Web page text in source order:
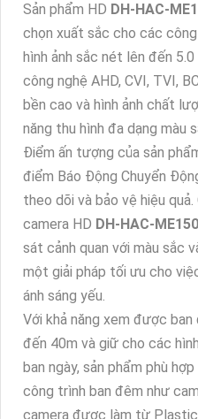
Sản phẩm HD DH-HAC-
chọn xuất sắc cho các
hình ảnh sắc nét lên đến
công nghệ AHD, CVI, TVI,
bền cao và hình ảnh chất
năng thu hình đa dạng màu
Điểm ấn tượng của sản
điểm Báo Động Chuyển
theo dõi và bảo vệ hiệu
camera HD DH-HAC-
sát cảnh quan với màu sắc
một giải pháp tối ưu cho
ánh sáng yếu.
Với khả năng xem được
đến 40m và giữ cho các
ban ngày, sản phẩm phù
công trình ban đêm như
camera được làm từ